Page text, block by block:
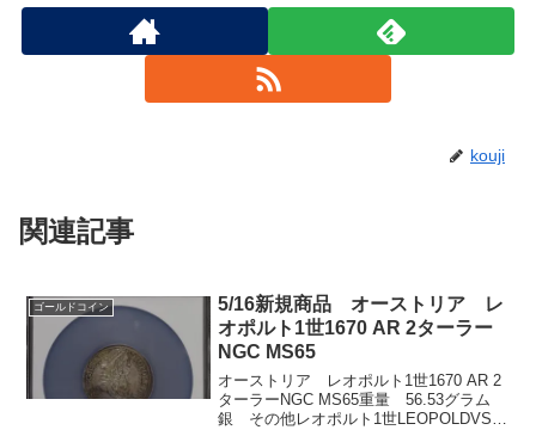
kouji
関連記事
ゴールドコイン
5/16新規商品 オーストリア レ
オポルト1世1670 AR 2ターラー
NGC MS65
オーストリア レオポルト1世1670 AR 2
ターラーNGC MS65重量 56.53グラム
銀 その他レオポルト1世LEOPOLDVS D